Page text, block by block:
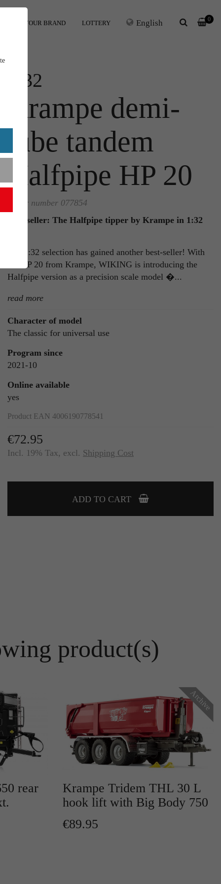
YOUR BRAND LOTTERY English 0
1:32
Krampe demi-
tube tandem
Halfpipe HP 20
Order number 077854
Best-seller: The Halfpipe tipper by Krampe in 1:32
The 1:32 selection has gained another best-seller! With
the HP 20 from Krampe, WIKING is introducing the
Halfpipe version as a precision scale model �...
read more
Character of model
The classic for universal use
Program since
2021-10
Online available
yes
Product EAN 4006190778541
€72.95
Incl. 19% Tax, excl. Shipping Cost
ADD TO CART
product(s)
rear
Archive
Krampe Tridem THL 30 L
hook lift with Big Body 750
€89.95